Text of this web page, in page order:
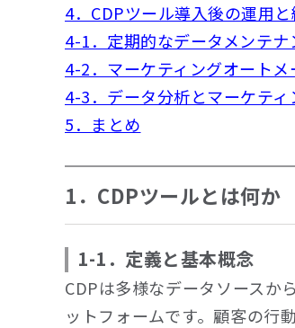
4．CDPツール導入後の運用
4-1．定期的なデータメンテ
4-2．マーケティングオート
4-3．データ分析とマーケテ
5．まとめ
1．CDPツールとは何か
1-1．定義と基本概念
CDPは多様なデータソースか
ットフォームです。顧客の行